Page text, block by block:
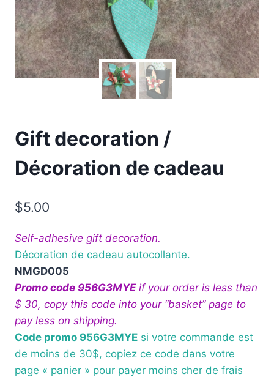
Gift decoration /
Décoration de cadeau
$5.00
Self-adhesive gift decoration.
Décoration de cadeau autocollante.
NMGD005
Promo code 956G3MYEif your order is less than
$ 30, copy this code into your “basket” page to
pay less on shipping.
Code promo 956G3MYE si votre commande est
de moins de 30$, copiez ce code dans votre
page « panier » pour payer moins cher de frais